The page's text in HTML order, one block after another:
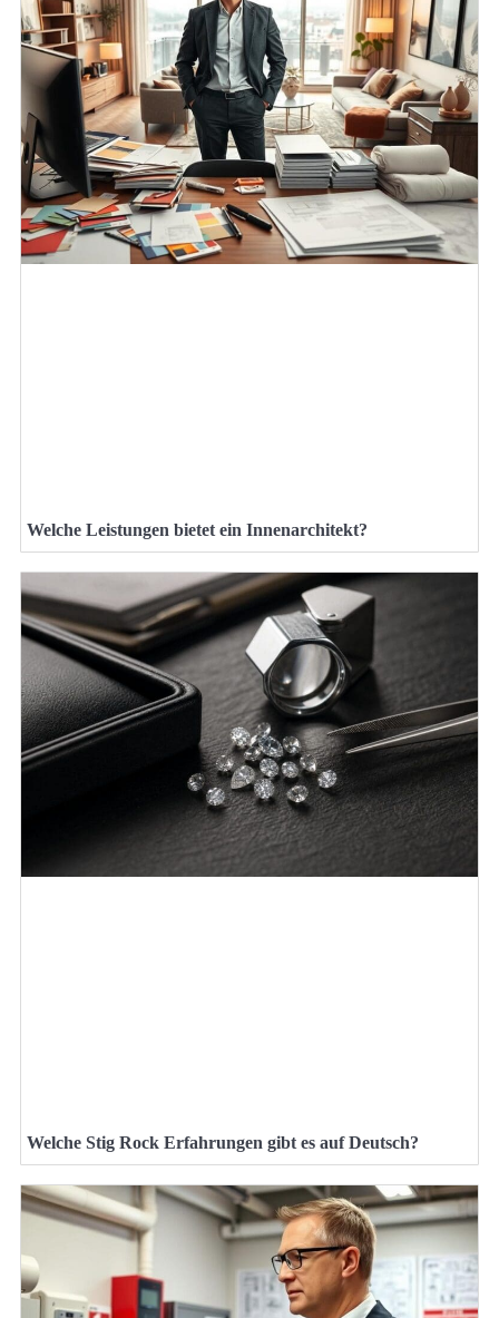
Welche Leistungen bietet ein Innenarchitekt?
Welche Stig Rock Erfahrungen gibt es auf Deutsch?